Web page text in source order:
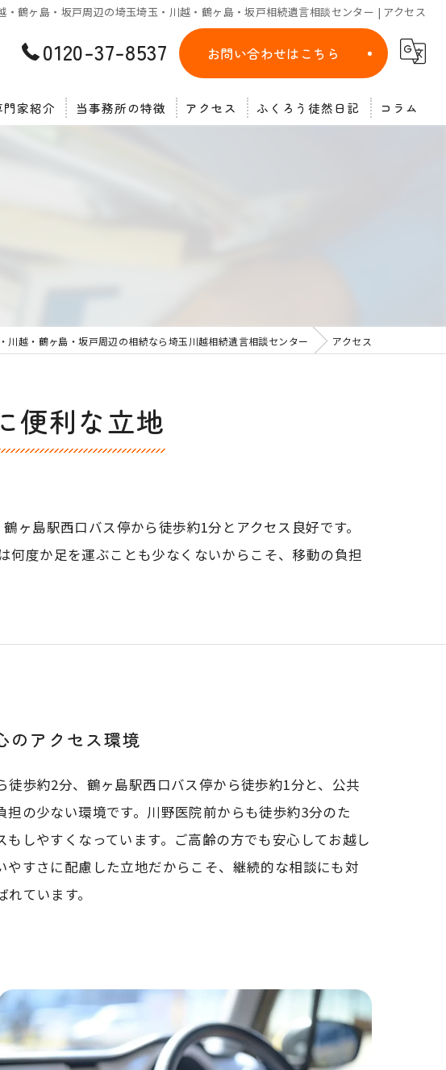
・鶴ヶ島・坂戸周辺の埼玉埼玉・川越・鶴ヶ島・坂戸相続遺言相談センター | アクセス
0120-37-8537 お問い合わせはこちら
家紹介 当事務所の特徴 アクセス ふくろう徒然日記 コラム
川越・鶴ヶ島・坂戸周辺の相続なら埼玉川越相続遺言相談センター アクセス
便利な立地
島駅西口バス停から徒歩約1分とアクセス良好です。
度か足を運ぶことも少なくないからこそ、移動の負担
のアクセス環境
徒歩約2分、鶴ヶ島駅西口バス停から徒歩約1分と、公共
担の少ない環境です。川野医院前からも徒歩約3分のた
もしやすくなっています。ご高齢の方でも安心してお越し
やすさに配慮した立地だからこそ、継続的な相談にも対
ています。